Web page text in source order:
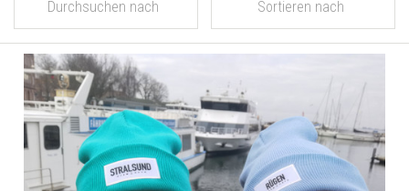
Durchsuchen nach Sortieren nach